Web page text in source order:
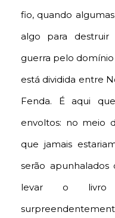
fio, quando
algo para
guerra pelo domínio
está dividida entre
Fenda. É aqui
envoltos: no meio
que jamais
serão
levar o livro